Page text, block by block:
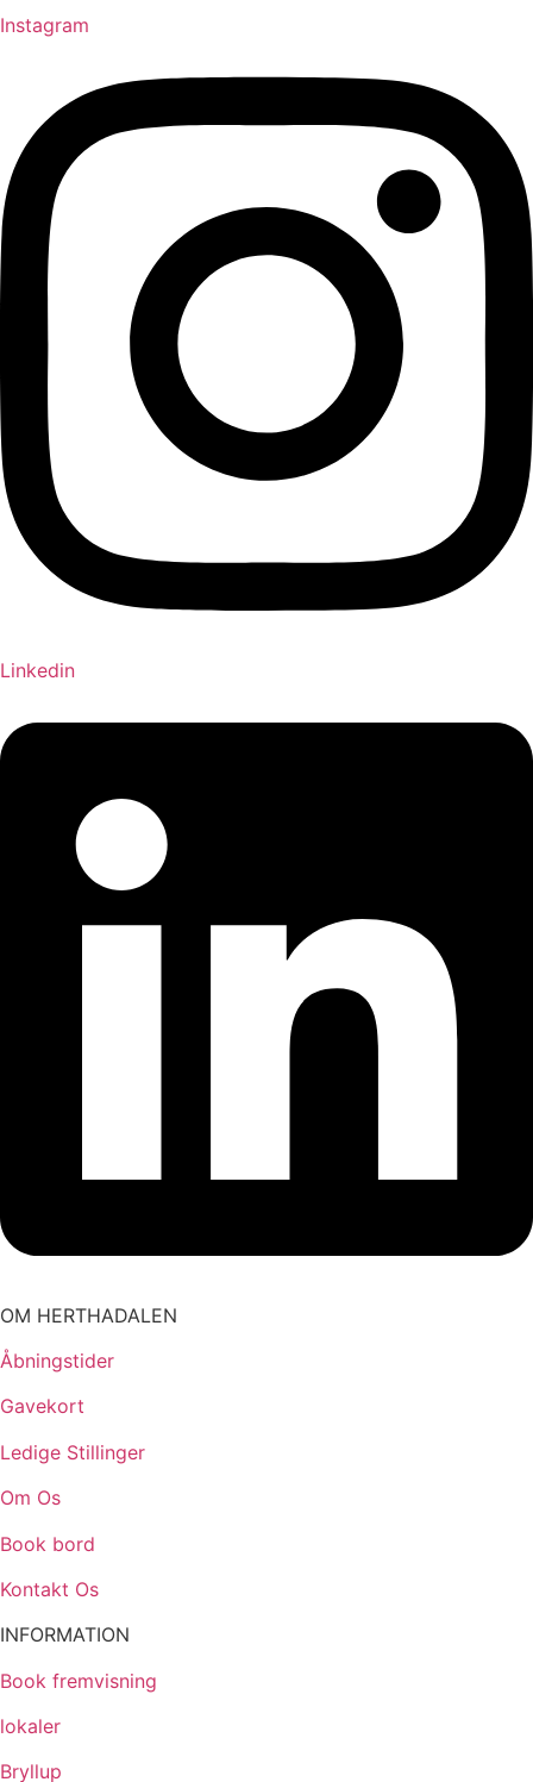
Instagram
Linkedin
OM HERTHADALEN
Åbningstider
Gavekort
Ledige Stillinger
Om Os
Book bord
Kontakt Os
INFORMATION
Book fremvisning
lokaler
Bryllup